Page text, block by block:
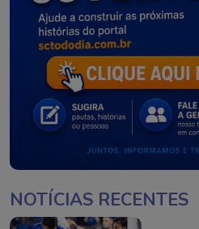
NOTÍCIAS RECENTES